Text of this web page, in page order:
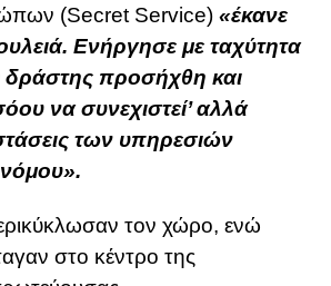
(Secret Service) «έκανε
Ενήργησε με ταχύτητα
δράστης προσήχθη και
να συνεχιστεί’ αλλά
των υπηρεσιών
τον χώρο, ενώ
στο κέντρο της